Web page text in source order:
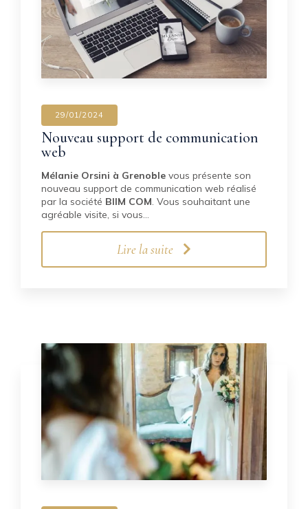
29/01/2024
Nouveau support de communication
web
Mélanie Orsini à Grenoble vous présente son
nouveau support de communication web réalisé
par la société BIIM COM. Vous souhaitant une
agréable visite, si vous…
Lire la suite